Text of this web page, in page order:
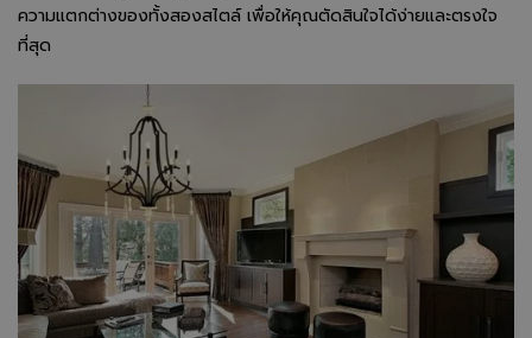
ความแตกต่างของทั้งสองสไตล์ เพื่อให้คุณตัดสินใจได้ง่ายและตรงใจ
ที่สุด